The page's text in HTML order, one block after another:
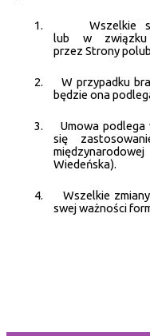
1.
Wszelkie
lub w związku
przez Strony
2.
W przypadku
będzie ona
3.
Umowa podlega
się
Wiedeńska).
4.
Wszelkie
swej ważności